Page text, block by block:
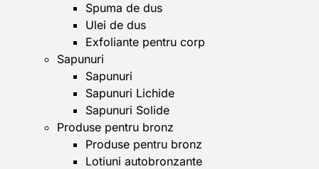
Spuma de dus
Ulei de dus
Exfoliante pentru corp
Sapunuri
Sapunuri
Sapunuri Lichide
Sapunuri Solide
Produse pentru bronz
Produse pentru bronz
Lotiuni autobronzante